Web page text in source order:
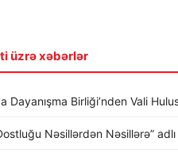
üzrə xəbərlər
Dayanışma Birliği’nden Vali
Nəsillərdən Nəsillərə”